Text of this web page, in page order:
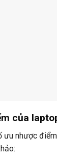
của
ưu nhược